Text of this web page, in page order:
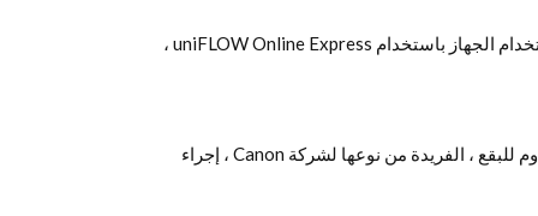
قم بإدارة إعدادات الطباعة مركزيًا وتحليل استخدام الجهاز باستخدام uniFLOW Online Express ،
تضمن آلية تغذية الورق الجديدة والزجاج المقاوم للبقع ، الفريدة من نوعها لشركة Canon ، إجراء